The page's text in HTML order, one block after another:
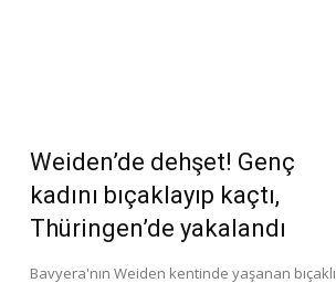
Weiden’de dehşet! Genç
kadını bıçaklayıp kaçtı,
Thüringen’de yakalandı
Bavyera'nın Weiden kentinde yaşanan bıçaklı